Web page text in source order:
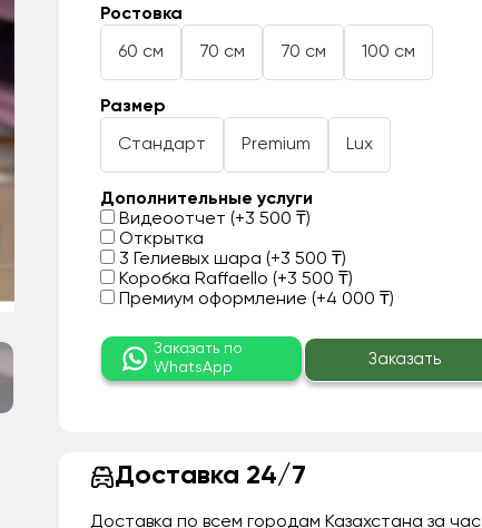
Ростовка
60 см 70 см 70 см 100 см
Размер
Стандарт Premium Lux
Дополнительные услуги
Видеоотчет (+3 500 ₸)
Открытка
3 Гелиевых шара (+3 500 ₸)
Коробка Raffaello (+3 500 ₸)
Премиум оформление (+4 000 ₸)
Заказать по
WhatsApp
Заказать
Доставка 24/7
Доставка по всем городам Казахстана за час